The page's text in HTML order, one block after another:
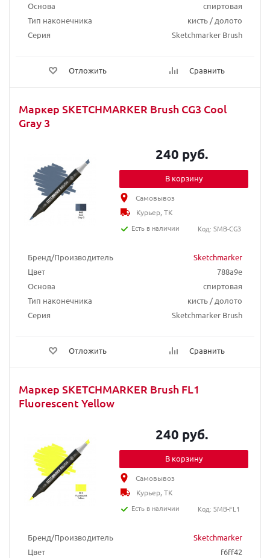
Основа
спиртовая
Тип наконечника
кисть / долото
Серия
Sketchmarker Brush
Отложить Сравнить
Маркер SKETCHMARKER Brush CG3 Cool
Gray 3
Бренд/Производитель
Sketchmarker
Цвет
788a9e
Основа
спиртовая
Тип наконечника
кисть / долото
Серия
Sketchmarker Brush
Отложить Сравнить
240 руб.
В корзину
Самовывоз
Курьер, ТК
Есть в наличии
Код: SMB-CG3
Маркер SKETCHMARKER Brush FL1
Fluorescent Yellow
Бренд/Производитель
Sketchmarker
Цвет
f6ff42
240 руб.
В корзину
Самовывоз
Курьер, ТК
Есть в наличии
Код: SMB-FL1